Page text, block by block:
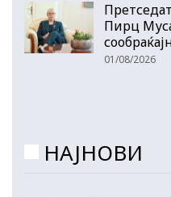
Пирц
01/08/2026
НАЈНОВИ